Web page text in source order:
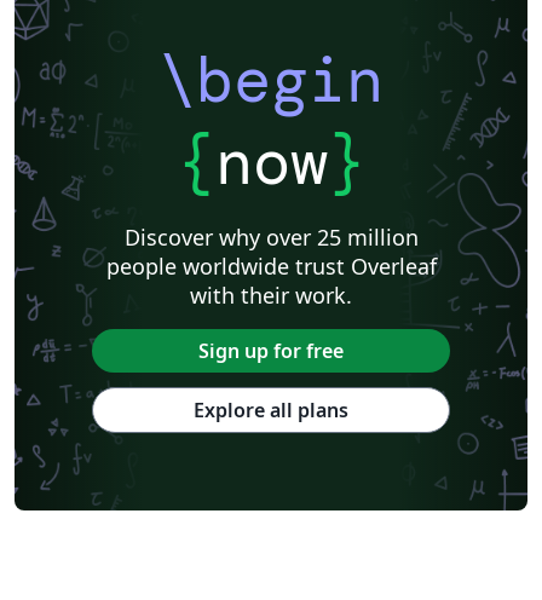
\begin
{now}
Discover why over 25 million
people worldwide trust Overleaf
with their work.
Sign up for free
Explore all plans